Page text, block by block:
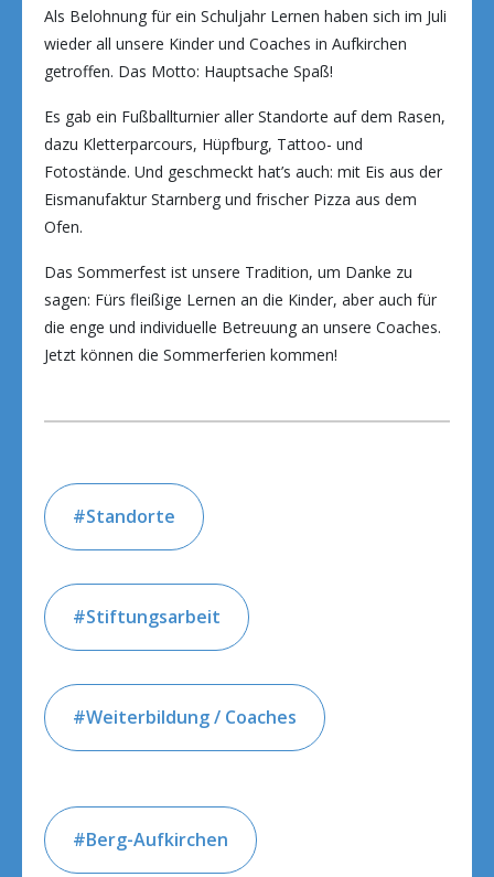
Als Belohnung für ein Schuljahr Lernen haben sich im Juli
wieder all unsere Kinder und Coaches in Aufkirchen
getroffen. Das Motto: Hauptsache Spaß!
Es gab ein Fußballturnier aller Standorte auf dem Rasen,
dazu Kletterparcours, Hüpfburg, Tattoo- und
Fotostände. Und geschmeckt hat’s auch: mit Eis aus der
Eismanufaktur Starnberg und frischer Pizza aus dem
Ofen.
Das Sommerfest ist unsere Tradition, um Danke zu
sagen: Fürs fleißige Lernen an die Kinder, aber auch für
die enge und individuelle Betreuung an unsere Coaches.
Jetzt können die Sommerferien kommen!
Standorte
Stiftungsarbeit
Weiterbildung / Coaches
Berg-Aufkirchen